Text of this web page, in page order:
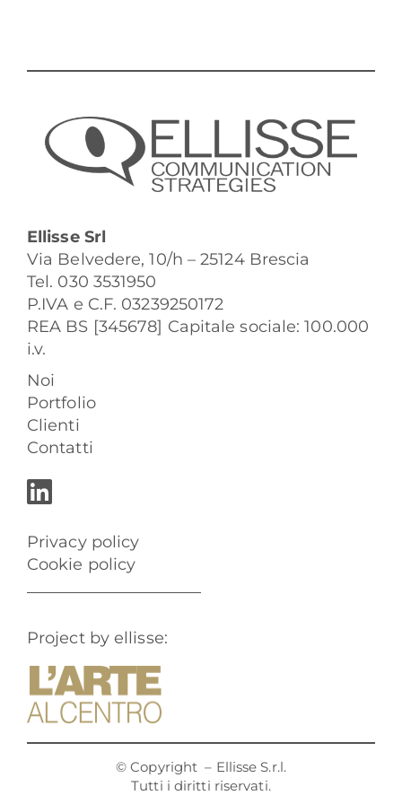
Ellisse Srl
Via Belvedere, 10/h – 25124 Brescia
Tel. 030 3531950
P.IVA e C.F. 03239250172
REA BS [345678] Capitale sociale: 100.000
i.v.
Noi
Portfolio
Clienti
Contatti
Privacy policy
Cookie policy
Project by ellisse:
© Copyright– Ellisse S.r.l.
Tutti i diritti riservati.